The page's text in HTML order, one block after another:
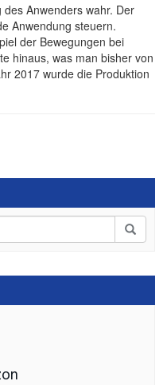
Anwenders wahr. Der
Anwendung steuern.
der Bewegungen bei
hinaus, was man bisher von
2017 wurde die Produktion